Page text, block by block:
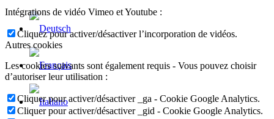
Intégrations de vidéo Vimeo et Youtube :
Cliquez pour activer/désactiver l’incorporation de vidéos.
Autres cookies
Les cookies suivants sont également requis - Vous pouvez choisir
d’autoriser leur utilisation :
Cliquer pour activer/désactiver _ga - Cookie Google Analytics.
Cliquer pour activer/désactiver _gid - Cookie Google Analytics.